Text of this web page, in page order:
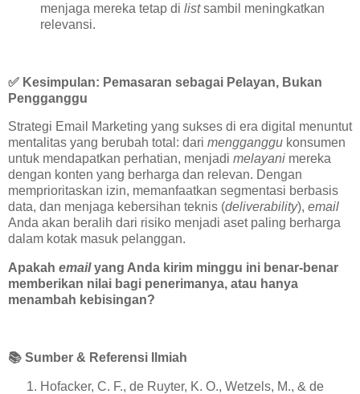
menjaga mereka tetap di listsambil meningkatkan
relevansi.
✅ Kesimpulan: Pemasaran sebagai Pelayan, Bukan
Pengganggu
Strategi Email Marketing yang sukses di era digital menuntut
mentalitas yang berubah total: dari mengganggu konsumen
untuk mendapatkan perhatian, menjadi melayani mereka
dengan konten yang berharga dan relevan. Dengan
memprioritaskan izin, memanfaatkan segmentasi berbasis
data, dan menjaga kebersihan teknis (deliverability), email
Anda akan beralih dari risiko menjadi aset paling berharga
dalam kotak masuk pelanggan.
Apakah emailyang Anda kirim minggu ini benar-benar
memberikan nilai bagi penerimanya, atau hanya
menambah kebisingan?
📚 Sumber & Referensi Ilmiah
Hofacker, C. F., de Ruyter, K. O., Wetzels, M., & de